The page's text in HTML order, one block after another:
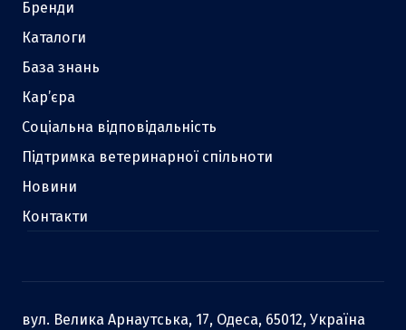
Бренди
Каталоги
База знань
Кар’єра
Соціальна відповідальність
Підтримка ветеринарної спільноти
Новини
Контакти
вул. Велика Арнаутська, 17, Одеса, 65012, Україна